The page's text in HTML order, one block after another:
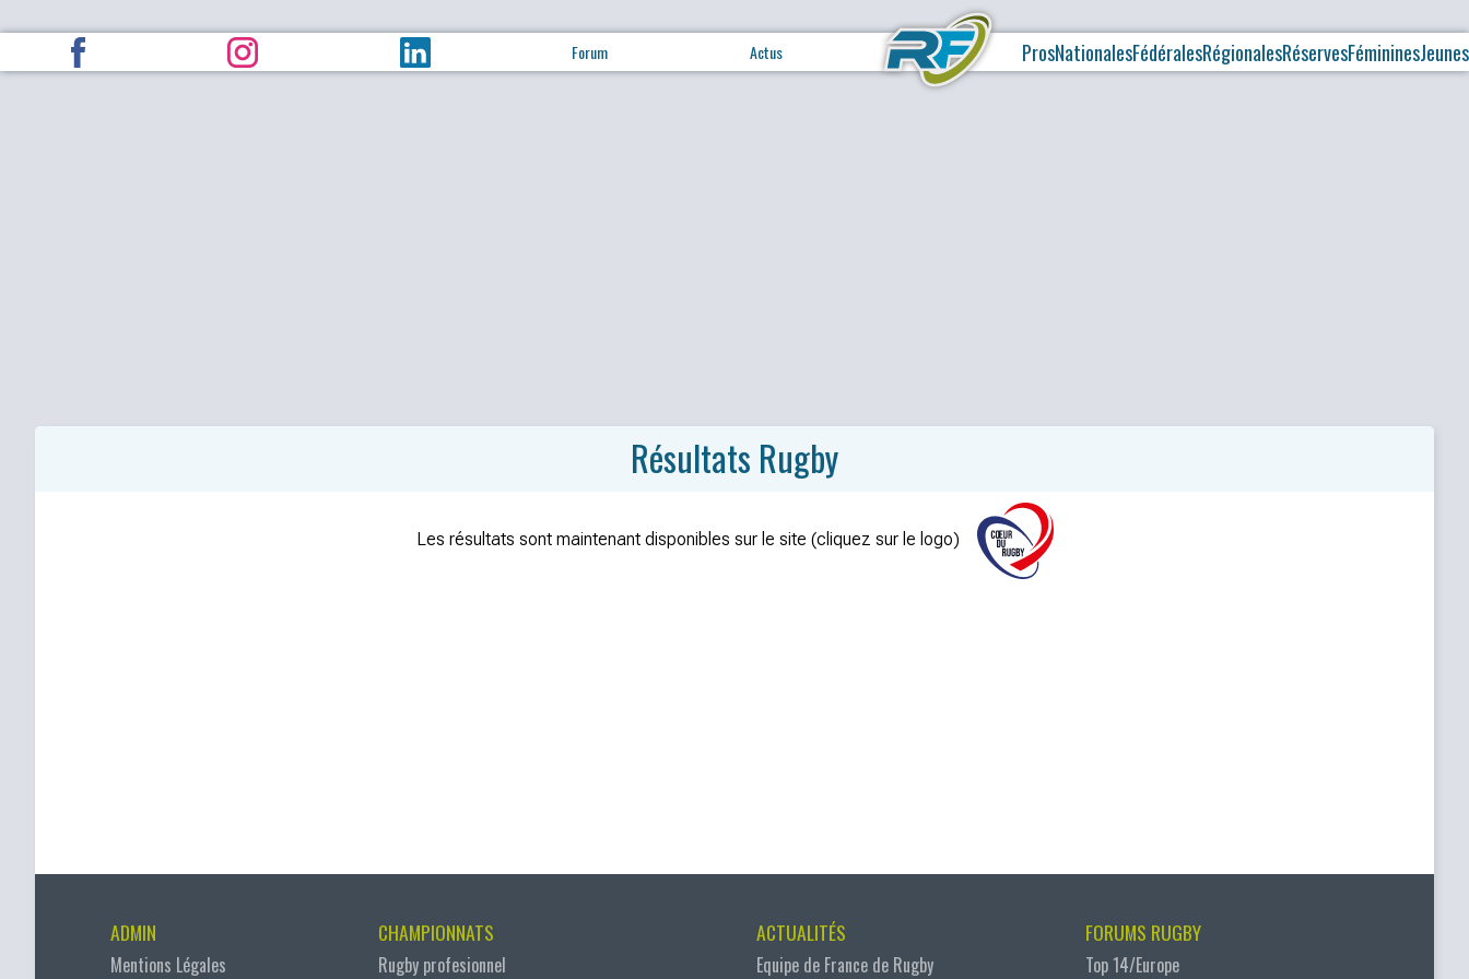
Forum Actus ProsNationalesFédéralesRégionalesRéservesFémininesJeunes
Résultats Rugby
Les résultats sont maintenant disponibles sur le site (cliquez sur le logo)
ADMIN
Mentions Légales
CHAMPIONNATS
Rugby profesionnel
ACTUALITÉS
Equipe de France de Rugby
FORUMS RUGBY
Top 14/Europe